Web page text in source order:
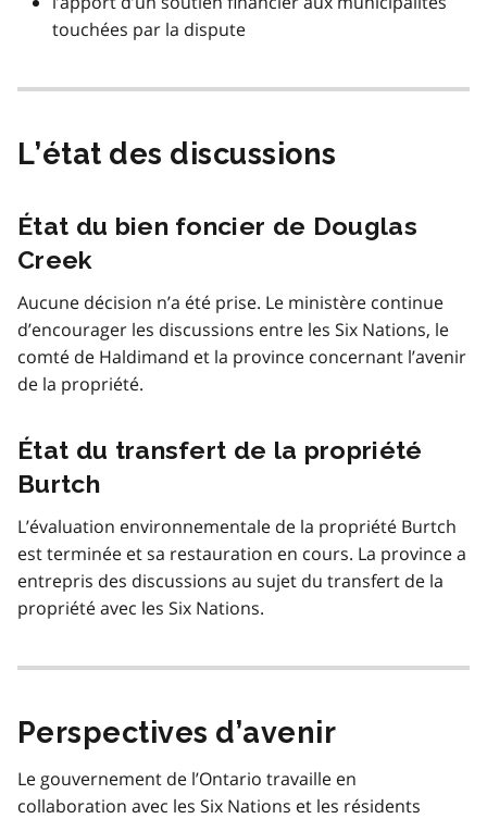
touchées par la dispute
L’état des discussions
État du bien foncier de Douglas
Creek
Aucune décision n’a été prise. Le ministère continue
d’encourager les discussions entre les Six Nations, le
comté de Haldimand et la province concernant l’avenir
de la propriété.
État du transfert de la propriété
Burtch
L’évaluation environnementale de la propriété Burtch
est terminée et sa restauration en cours. La province a
entrepris des discussions au sujet du transfert de la
propriété avec les Six Nations.
Perspectives d’avenir
Le gouvernement de l’Ontario travaille en
collaboration avec les Six Nations et les résidents